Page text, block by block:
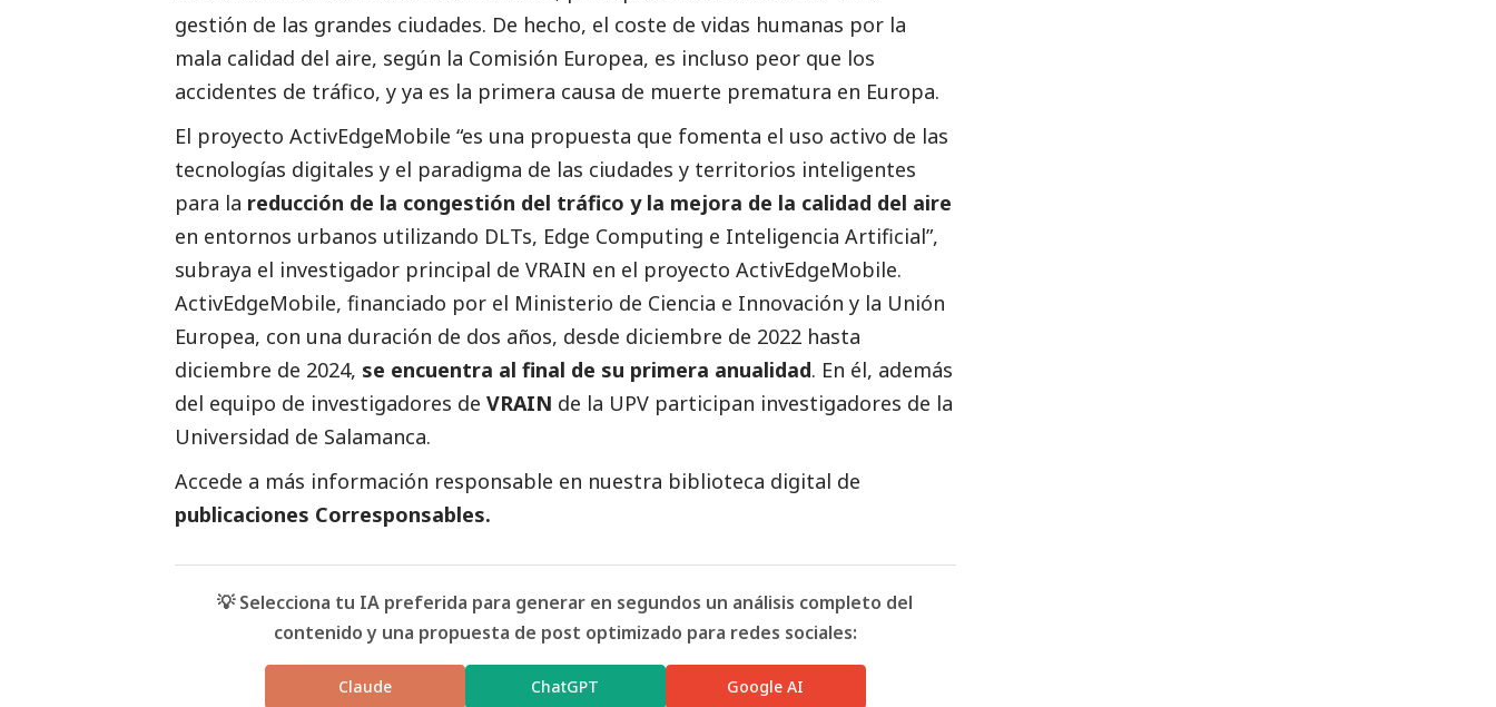
gestión de las grandes ciudades. De hecho, el coste de vidas humanas por la
mala calidad del aire, según la Comisión Europea, es incluso peor que los
accidentes de tráfico, y ya es la primera causa de muerte prematura en Europa.
El proyecto ActivEdgeMobile “es una propuesta que fomenta el uso activo de las
tecnologías digitales y el paradigma de las ciudades y territorios inteligentes
para la reducción de la congestión del tráfico y la mejora de la calidad del aire
en entornos urbanos utilizando DLTs, Edge Computing e Inteligencia Artificial”,
subraya el investigador principal de VRAIN en el proyecto ActivEdgeMobile.
ActivEdgeMobile, financiado por el Ministerio de Ciencia e Innovación y la Unión
Europea, con una duración de dos años, desde diciembre de 2022 hasta
diciembre de 2024, se encuentra al final de su primera anualidad. En él, además
del equipo de investigadores de VRAIN de la UPV participan investigadores de la
Universidad de Salamanca.
Accede a más información responsable en nuestra biblioteca digital de
publicaciones Corresponsables.
💡 Selecciona tu IA preferida para generar en segundos un análisis completo del
contenido y una propuesta de post optimizado para redes sociales:
Claude ChatGPT Google AI